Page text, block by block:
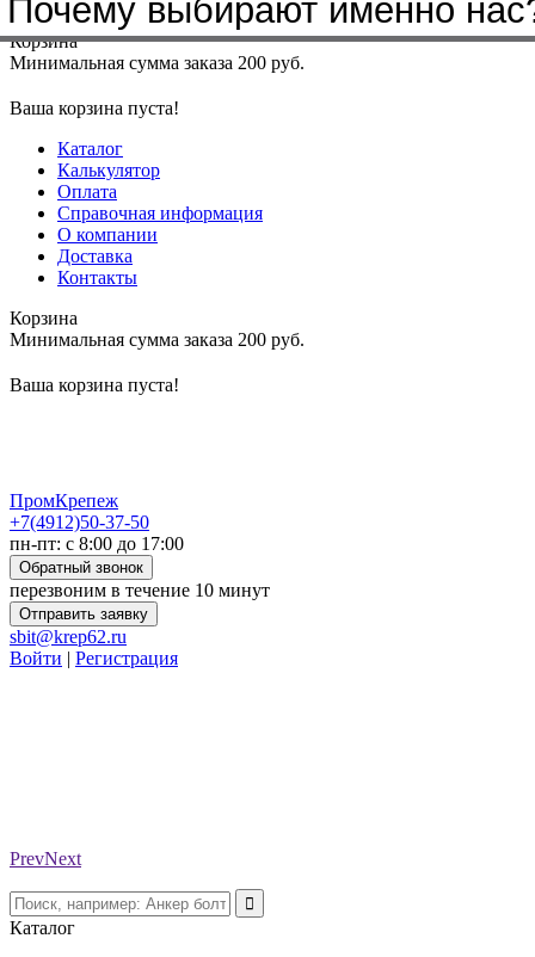
Меню+7(4912)50-37-50sbit@krep62.ru
Корзина
Минимальная сумма заказа 200 руб.
Ваша корзина пуста!
Каталог
Калькулятор
Оплата
Справочная информация
О компании
Доставка
Контакты
Корзина
Минимальная сумма заказа 200 руб.
Ваша корзина пуста!
ПромКрепеж
+7(4912)50-37-50
пн-пт: с 8:00 до 17:00
Обратный звонок
перезвоним в течение 10 минут
Отправить заявку
sbit@krep62.ru
Войти | Регистрация
PrevNext
Каталог
Почему выбирают именно